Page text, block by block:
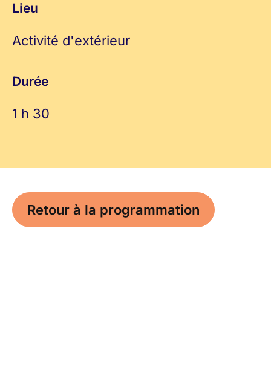
Lieu
Activité d'extérieur
Durée
1 h 30
Retour à la programmation